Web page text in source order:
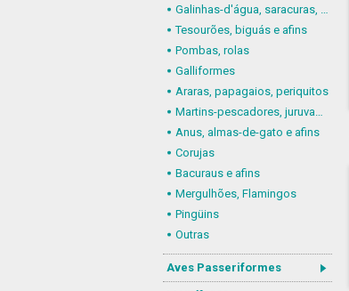
Galinhas-d'água, saracuras, grous
Tesourões, biguás e afins
Pombas, rolas
Galliformes
Araras, papagaios, periquitos
Martins-pescadores, juruvas e afins
Anus, almas-de-gato e afins
Corujas
Bacuraus e afins
Mergulhões, Flamingos
Pingüins
Outras
Aves Passeriformes